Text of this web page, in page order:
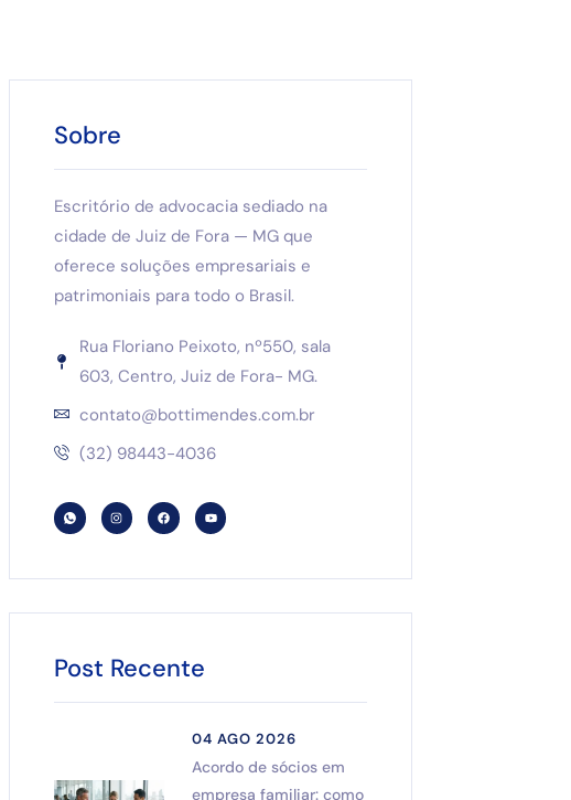
Sobre
Escritório de advocacia sediado na
cidade de Juiz de Fora — MG que
oferece soluções empresariais e
patrimoniais para todo o Brasil.
Rua Floriano Peixoto, nº550, sala
603, Centro, Juiz de Fora- MG.
contato@bottimendes.com.br
(32) 98443-4036
Post Recente
04 AGO 2026
Acordo de sócios em
empresa familiar: como